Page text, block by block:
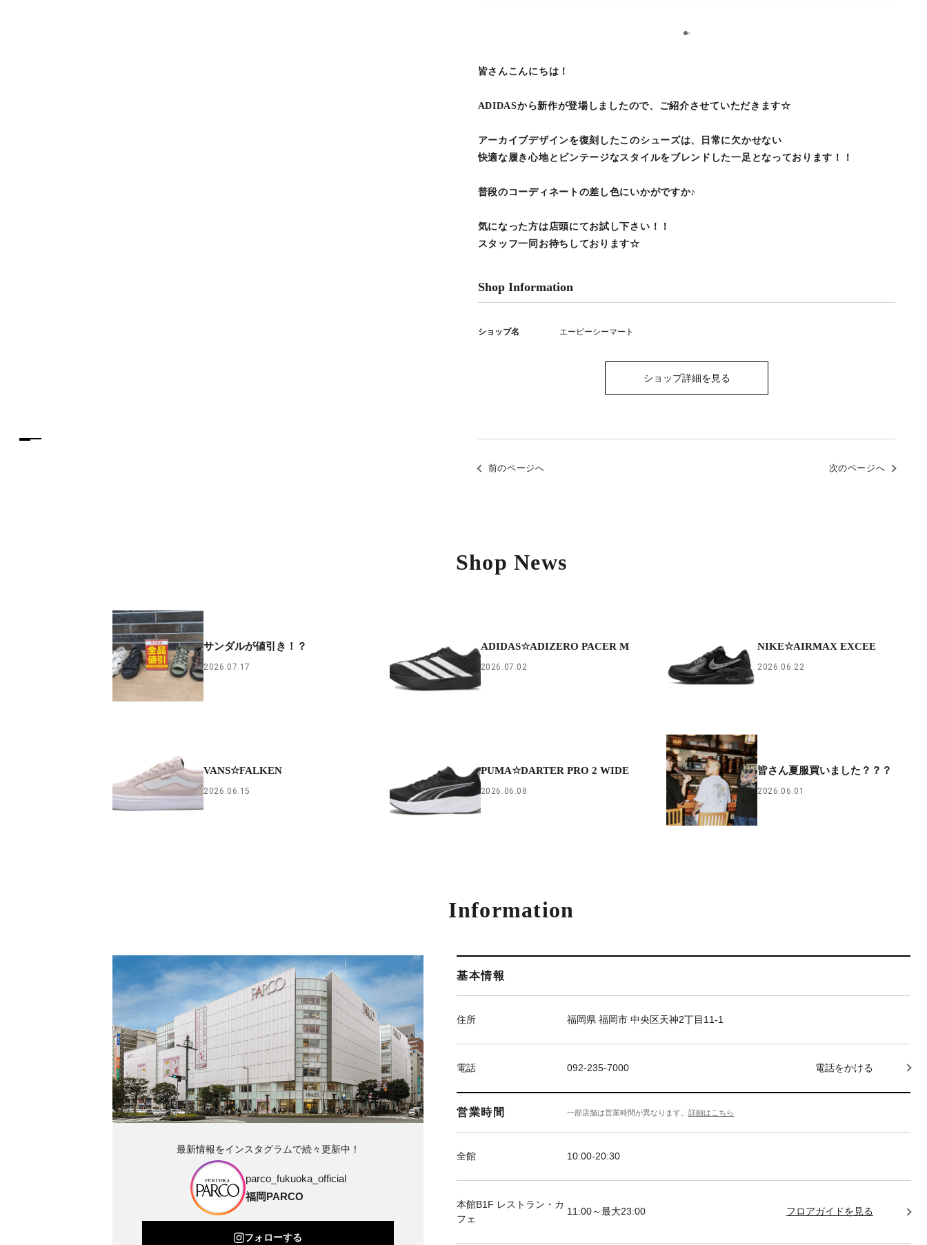
12
皆さんこんにちは！
ADIDASから新作が登場しましたので、ご紹介させていただきます☆
アーカイブデザインを復刻したこのシューズは、日常に欠かせない
快適な履き心地とビンテージなスタイルをブレンドした一足となっております！！
普段のコーディネートの差し色にいかがですか♪
気になった方は店頭にてお試し下さい！！
スタッフ一同お待ちしております☆
Shop Information
ショップ名 エービーシーマート
ショップ詳細を見る
前のページへ 次のページへ
Shop News
サンダルが値引き！？
2026.07.17
ADIDAS☆ADIZERO PACER M
2026.07.02
NIKE☆AIRMAX EXCEE
2026.06.22
VANS☆FALKEN
2026.06.15
PUMA☆DARTER PRO 2 WIDE
2026.06.08
皆さん夏服買いました？？？
2026.06.01
Information
基本情報
住所 福岡県 福岡市 中央区天神2丁目11-1
電話 092-235-7000 電話をかける
営業時間 一部店舗は営業時間が異なります。詳細はこちら
全館 10:00-20:30
本館B1F レストラン・カ
フェ
11:00～最大23:00 フロアガイドを見る
最新情報をインスタグラムで続々更新中！
parco_fukuoka_official
福岡PARCO
フォローする